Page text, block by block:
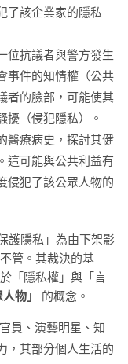
了該企業家的隱私
位抗議者與警方發生
事件的知情權（公共
者的臉部，可能使其
擾（侵犯隱私）。
醫療病史，探討其健
這可能與公共利益有
侵犯了該公眾人物的
護隱私」為由下架影
管。其裁決的基
「隱私權」與「言
人物」 的概念。
員、演藝明星、知
，其部分個人生活的